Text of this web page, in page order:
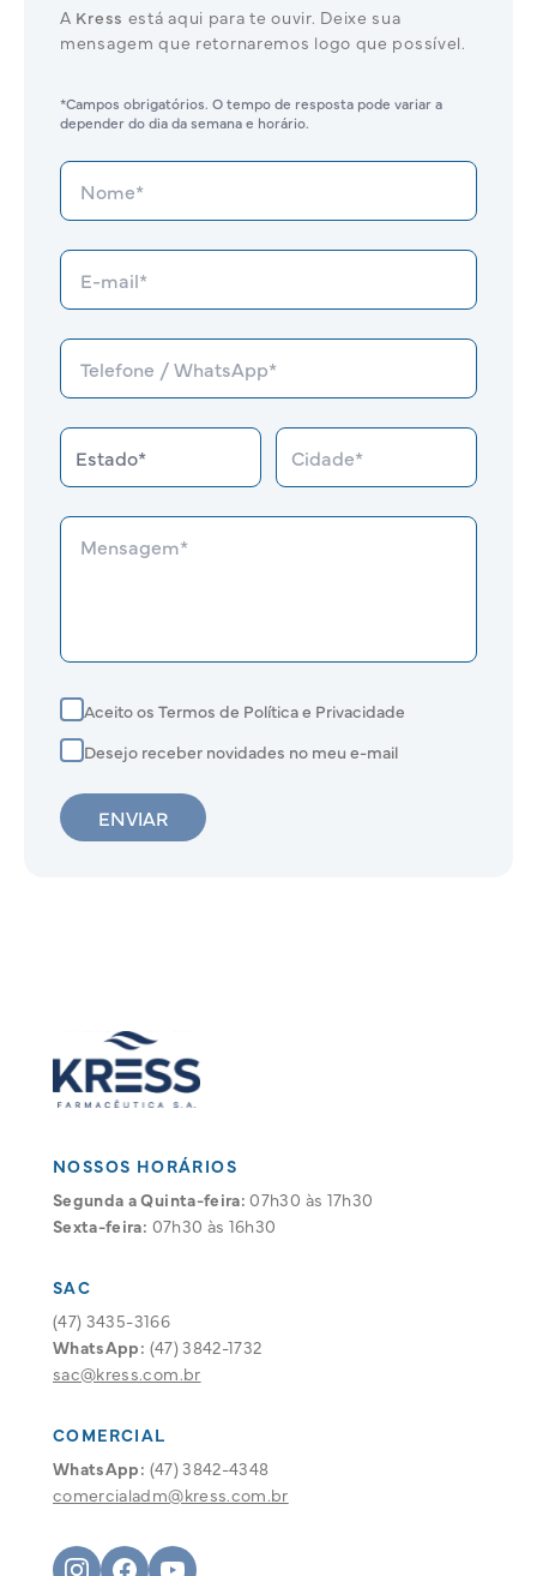
A Kress está aqui para te ouvir. Deixe sua
mensagem que retornaremos logo que possível.
*Campos obrigatórios. O tempo de resposta pode variar a
depender do dia da semana e horário.
Aceito os Termos de Política e Privacidade
Desejo receber novidades no meu e-mail
ENVIAR
NOSSOS HORÁRIOS
Segunda a Quinta-feira: 07h30 às 17h30
Sexta-feira: 07h30 às 16h30
SAC
(47) 3435-3166
WhatsApp: (47) 3842-1732
sac@kress.com.br
COMERCIAL
WhatsApp: (47) 3842-4348
comercialadm@kress.com.br